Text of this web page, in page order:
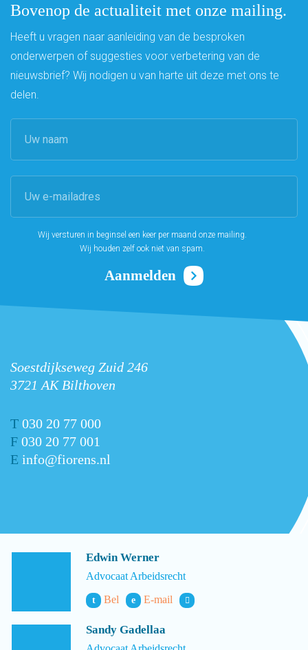
Bovenop de actualiteit met onze mailing.
Heeft u vragen naar aanleiding van de besproken
onderwerpen of suggesties voor verbetering van de
nieuwsbrief? Wij nodigen u van harte uit deze met ons te
delen.
Wij versturen in beginsel een keer per maand onze mailing.
Wij houden zelf ook niet van spam.
Soestdijkseweg Zuid 246
3721 AK Bilthoven
T 030 20 77 000
F 030 20 77 001
E info@fiorens.nl
Edwin Werner
Advocaat Arbeidsrecht
t Bel e E-mail
Sandy Gadellaa